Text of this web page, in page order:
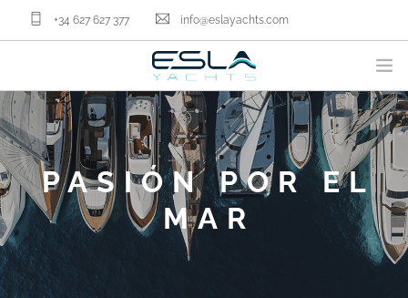
+34 627 627 377 info@eslayachts.com
MARCAS
PROGRAMA EN GESTION
EMBARCACIONES
VENDER TU BARCO
SERVICIOS NÁUTICOS
NOSOTROS
ACTUALIDAD
PASIÓN POR EL
MAR